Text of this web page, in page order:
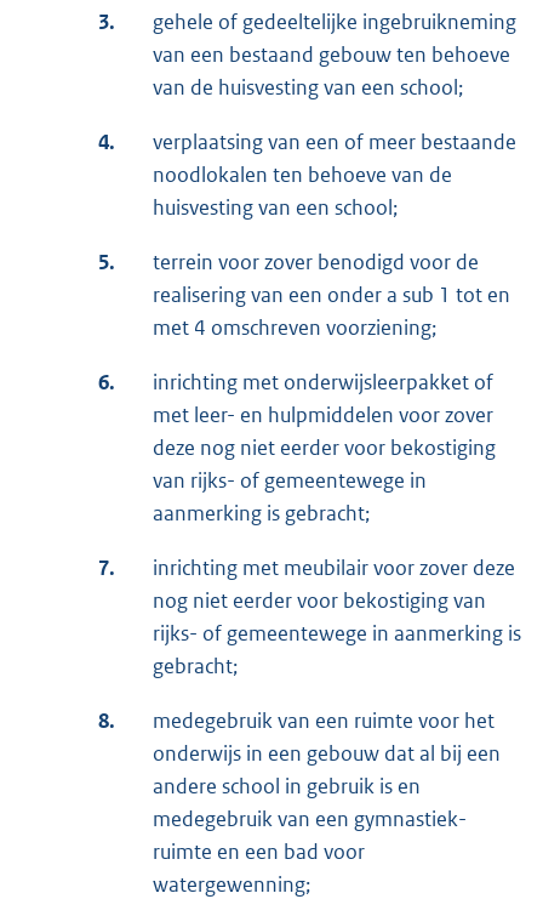
3.
gehele of gedeeltelijke ingebruikneming
van een bestaand gebouw ten behoeve
van de huisvesting van een school;
4.
verplaatsing van een of meer bestaande
noodlokalen ten behoeve van de
huisvesting van een school;
5.
terrein voor zover benodigd voor de
realisering van een onder a sub 1 tot en
met 4 omschreven voorziening;
6.
inrichting met onderwijsleerpakket of
met leer- en hulpmiddelen voor zover
deze nog niet eerder voor bekostiging
van rijks- of gemeentewege in
aanmerking is gebracht;
7.
inrichting met meubilair voor zover deze
nog niet eerder voor bekostiging van
rijks- of gemeentewege in aanmerking is
gebracht;
8.
medegebruik van een ruimte voor het
onderwijs in een gebouw dat al bij een
andere school in gebruik is en
medegebruik van een gymnastiek-
ruimte en een bad voor
watergewenning;